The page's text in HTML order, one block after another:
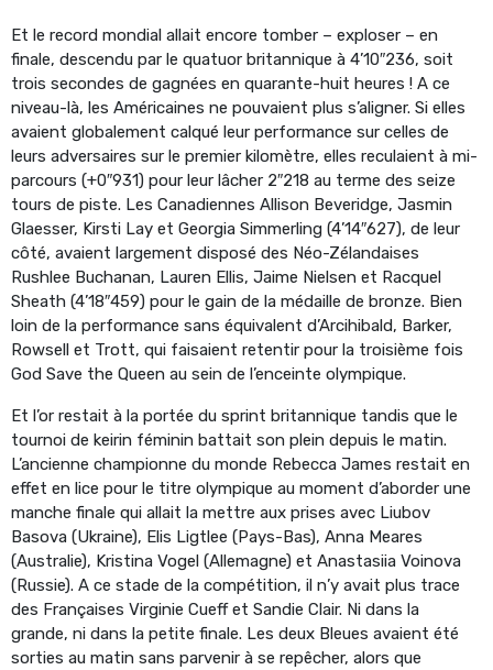
Et le record mondial allait encore tomber – exploser – en
finale, descendu par le quatuor britannique à 4’10″236, soit
trois secondes de gagnées en quarante-huit heures ! A ce
niveau-là, les Américaines ne pouvaient plus s’aligner. Si elles
avaient globalement calqué leur performance sur celles de
leurs adversaires sur le premier kilomètre, elles reculaient à mi-
parcours (+0″931) pour leur lâcher 2″218 au terme des seize
tours de piste. Les Canadiennes Allison Beveridge, Jasmin
Glaesser, Kirsti Lay et Georgia Simmerling (4’14″627), de leur
côté, avaient largement disposé des Néo-Zélandaises
Rushlee Buchanan, Lauren Ellis, Jaime Nielsen et Racquel
Sheath (4’18″459) pour le gain de la médaille de bronze. Bien
loin de la performance sans équivalent d’Arcihibald, Barker,
Rowsell et Trott, qui faisaient retentir pour la troisième fois
God Save the Queen au sein de l’enceinte olympique.
Et l’or restait à la portée du sprint britannique tandis que le
tournoi de keirin féminin battait son plein depuis le matin.
L’ancienne championne du monde Rebecca James restait en
effet en lice pour le titre olympique au moment d’aborder une
manche finale qui allait la mettre aux prises avec Liubov
Basova (Ukraine), Elis Ligtlee (Pays-Bas), Anna Meares
(Australie), Kristina Vogel (Allemagne) et Anastasiia Voinova
(Russie). A ce stade de la compétition, il n’y avait plus trace
des Françaises Virginie Cueff et Sandie Clair. Ni dans la
grande, ni dans la petite finale. Les deux Bleues avaient été
sorties au matin sans parvenir à se repêcher, alors que